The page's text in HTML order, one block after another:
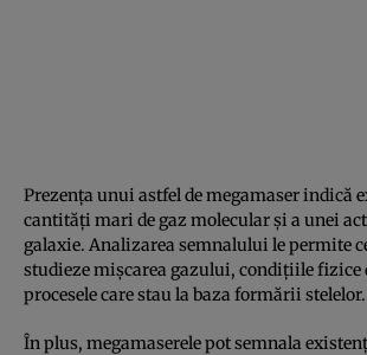
Prezența unui astfel de megamaser indică
cantități mari de gaz molecular și a unei
galaxie. Analizarea semnalului le permite
studieze mișcarea gazului, condițiile fizice
procesele care stau la baza formării stelelor.
În plus, megamaserele pot semnala